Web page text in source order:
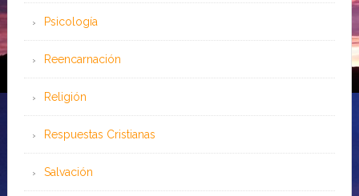
Psicología
Reencarnación
Religión
Respuestas Cristianas
Salvación